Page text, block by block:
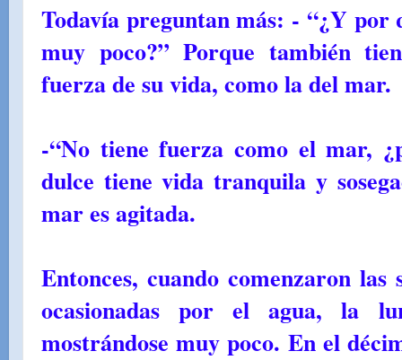
Todavía preguntan más: - “¿Y por
muy poco?” Porque también
fuerza de su vida, como la del mar.
-“No tiene fuerza como el mar,
dulce tiene vida tranquila y
mar es agitada.
Entonces, cuando comenzaron
ocasionadas por el agua, la
mostrándose muy poco. En el